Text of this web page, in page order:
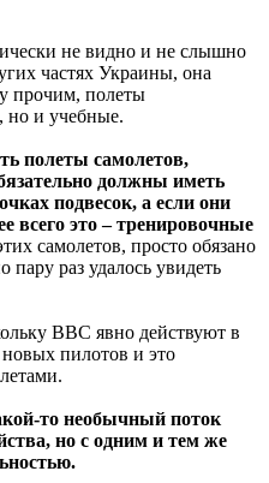
не видно и не слышно
частях Украины, она
прочим, полеты
но и учебные.
полеты самолетов,
должны иметь
подвесок, а если они
всего это – тренировочные
самолетов, просто обязано
раз удалось увидеть
ВВС явно действуют в
пилотов и это
то необычный поток
но с одним и тем же